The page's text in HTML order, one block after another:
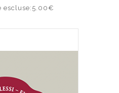
escluse:5.00€